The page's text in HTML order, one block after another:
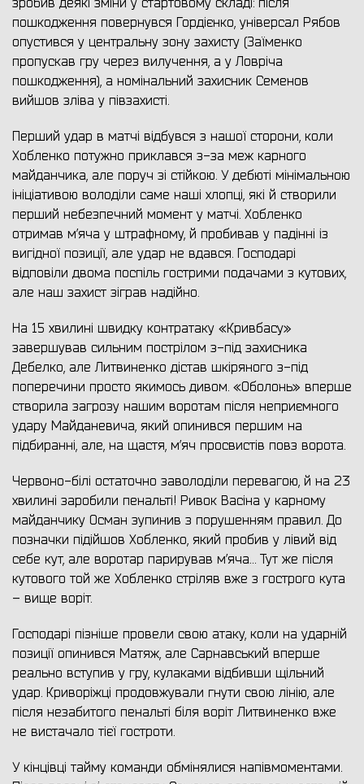
зробив деякі зміни у стартовому складі: після
пошкодження повернувся Гордієнко, універсал Рябов
опустився у центральну зону захисту (Заїменко
пропускав гру через вилучення, а у Ловріча
пошкодження), а номінальний захисник Семенов
вийшов зліва у півзахисті.
Перший удар в матчі відбувся з нашої сторони, коли
Хобленко потужно приклався з-за меж карного
майданчика, але поруч зі стійкою. У дебюті мінімальною
ініціативою володіли саме наші хлопці, які й створили
перший небезпечний момент у матчі. Хобленко
отримав м’яча у штрафному, й пробивав у падінні із
вигідної позиції, але удар не вдався. Господарі
відповіли двома поспіль гострими подачами з кутових,
але наш захист зіграв надійно.
На 15 хвилині швидку контратаку «Кривбасу»
завершував сильним пострілом з-під захисника
Дебелко, але Литвиненко дістав шкіряного з-під
поперечини просто якимось дивом. «Оболонь» вперше
створила загрозу нашим воротам після неприємного
удару Майданевича, який опинився першим на
підбиранні, але, на щастя, м’яч просвистів повз ворота.
Червоно-білі остаточно заволоділи перевагою, й на 23
хвилині заробили пенальті! Ривок Васіна у карному
майданчику Осман зупинив з порушенням правил. До
позначки підійшов Хобленко, який пробив у лівий від
себе кут, але воротар парирував м’яча… Тут же після
кутового той же Хобленко стріляв вже з гострого кута
– вище воріт.
Господарі пізніше провели свою атаку, коли на ударній
позиції опинився Матяж, але Сарнавський вперше
реально вступив у гру, кулаками відбивши щільний
удар. Криворіжці продовжували гнути свою лінію, але
після незабитого пенальті біля воріт Литвиненко вже
не вистачало тієї гостроти.
У кінцівці тайму команди обмінялися напівмоментами.